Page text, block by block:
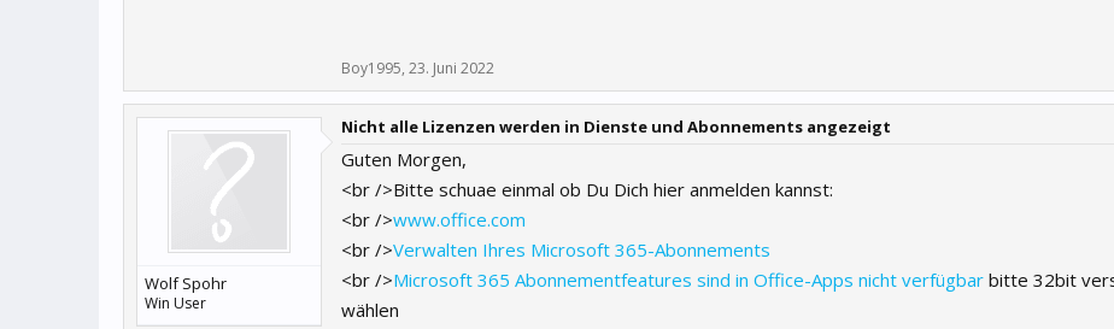
Boy1995, 23. Juni 2022
Wolf Spohr
Win User
Nicht alle Lizenzen werden in Dienste und Abonnements angezeigt
Guten Morgen,
<br />Bitte schuae einmal ob Du Dich hier anmelden kannst:
<br />www.office.com
<br />Verwalten Ihres Microsoft 365-Abonnements
<br />Microsoft 365 Abonnementfeatures sind in Office-Apps nicht verfügbar bitte 32bit
wählen